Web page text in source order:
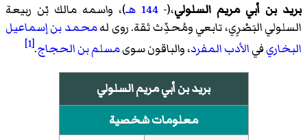
بريد بن أبي مريم السلولي،(-144 هـ
)، واسمه مالك بْن ربيعة
السلولي البَصْرِي، تابعي ومُحدِّث ثقة. روى لهمحمد بن إسماعيل
البخاريفيالأدب المفرد، والباقون سوىمسلم بن الحجاج.
[1]
بريد بن أبي مريم السلولي
معلومات شخصية